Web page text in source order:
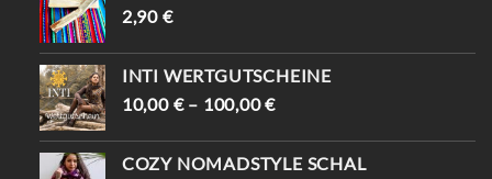
2,90 €
INTI WERTGUTSCHEINE
10,00 €– 100,00€
COZY NOMADSTYLE SCHAL